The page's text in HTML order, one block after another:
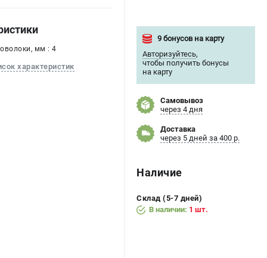
9 бонусов на карту
Авторизуйтесь,
чтобы получить бонусы
на карту
Самовывоз
через 4 дня
Доставка
через 5 дней за 400 р.
Наличие
Склад (5-7 дней)
В наличии: 1 шт.
мм : 4
характеристик